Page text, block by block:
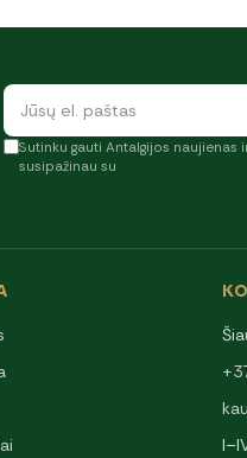
Sutinku gauti Antalgijos naujienas
susipažinau su